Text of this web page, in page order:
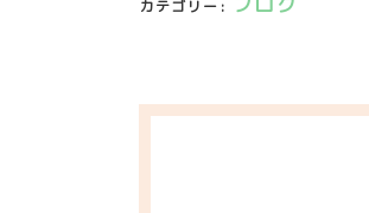
カテゴリー: